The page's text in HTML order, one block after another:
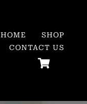
HOME
SHOP
CONTACT US